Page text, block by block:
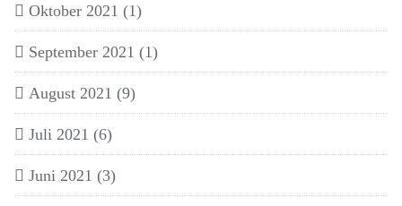
Oktober 2021 (1)
September 2021 (1)
August 2021 (9)
Juli 2021 (6)
Juni 2021 (3)